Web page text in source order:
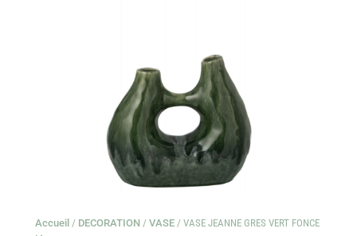
Accueil / DECORATION /VASE / VASE JEANNE GRES VERT FONCE